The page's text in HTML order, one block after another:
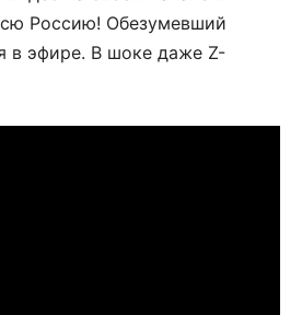
Россию! Обезумевший
в эфире. В шоке даже Z-